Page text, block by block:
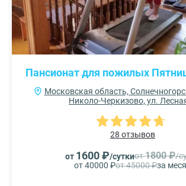
Пансионат для пожилых
Московская область,
Николо-Черкизово, ул.
28 отзывов
от 1600 ₽/суткиот1800 ₽/
от 40000 ₽от 45000 ₽за